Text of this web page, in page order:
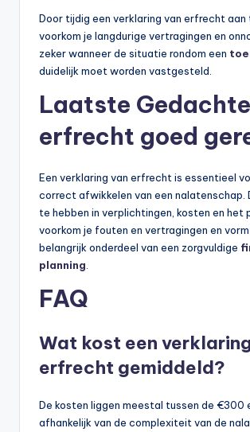
Door tijdig een verklaring van erfrecht aan
voorkom je langdurige vertragingen en
zeker wanneer de situatie rondom een
duidelijk moet worden vastgesteld.
Laatste
erfrecht goed
Een verklaring van erfrecht is essentieel
correct afwikkelen van een nalatenschap.
te hebben in verplichtingen, kosten en het
voorkom je fouten en vertragingen en
belangrijk onderdeel van een zorgvuldige
planning
FAQ
Wat kost een
erfrecht gemiddeld?
De kosten liggen meestal tussen de €300
afhankelijk van de complexiteit van de